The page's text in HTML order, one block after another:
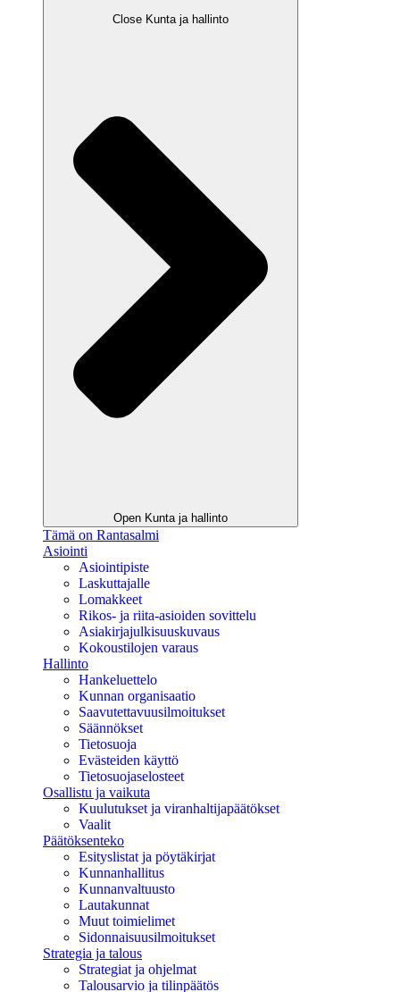
Close Kunta ja hallinto
Open Kunta ja hallinto
Tämä on Rantasalmi
Asiointi
Asiointipiste
Laskuttajalle
Lomakkeet
Rikos- ja riita-asioiden sovittelu
Asiakirjajulkisuuskuvaus
Kokoustilojen varaus
Hallinto
Hankeluettelo
Kunnan organisaatio
Saavutettavuusilmoitukset
Säännökset
Tietosuoja
Evästeiden käyttö
Tietosuojaselosteet
Osallistu ja vaikuta
Kuulutukset ja viranhaltijapäätökset
Vaalit
Päätöksenteko
Esityslistat ja pöytäkirjat
Kunnanhallitus
Kunnanvaltuusto
Lautakunnat
Muut toimielimet
Sidonnaisuusilmoitukset
Strategia ja talous
Strategiat ja ohjelmat
Talousarvio ja tilinpäätös